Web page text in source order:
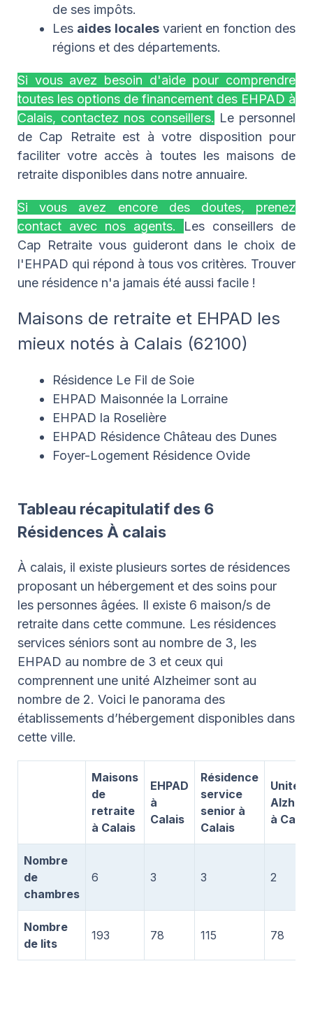
de ses impôts.
Les aides localesvarient en fonction des
régions et des départements.
Si vous avez besoin d'aide pour comprendre
toutes les options de financement des EHPAD à
Calais, contactez nos conseillers. Le personnel
de Cap Retraite est à votre disposition pour
faciliter votre accès à toutes les maisons de
retraite disponibles dans notre annuaire.
Si vous avez encore des doutes, prenez
contact avec nos agents. Les conseillers de
Cap Retraite vous guideront dans le choix de
l'EHPAD qui répond à tous vos critères. Trouver
une résidence n'a jamais été aussi facile !
Maisons de retraite et EHPAD les
mieux notés à Calais (62100)
Résidence Le Fil de Soie
EHPAD Maisonnée la Lorraine
EHPAD la Roselière
EHPAD Résidence Château des Dunes
Foyer-Logement Résidence Ovide
Tableau récapitulatif des 6
Résidences À calais
À calais, il existe plusieurs sortes de résidences
proposant un hébergement et des soins pour
les personnes âgées. Il existe 6 maison/s de
retraite dans cette commune. Les résidences
services séniors sont au nombre de 3, les
EHPAD au nombre de 3 et ceux qui
comprennent une unité Alzheimer sont au
nombre de 2. Voici le panorama des
établissements d’hébergement disponibles dans
cette ville.
Maisons
de
retraite
à Calais
EHPAD
à
Calais
Résidence
service
senior à
Calais
Unité
à
Nombre
de
chambres
6 3 3 2
Nombre
de lits
193 78 115 78